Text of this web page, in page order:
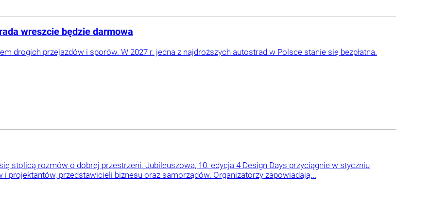
wreszcie będzie darmowa
drogich przejazdów i sporów. W 2027 r. jedna z najdroższych autostrad w Polsce stanie się bezpłatna.
stolicą rozmów o dobrej przestrzeni. Jubileuszowa, 10. edycja 4 Design Days przyciągnie w styczniu
i projektantów, przedstawicieli biznesu oraz samorządów. Organizatorzy zapowiadają...